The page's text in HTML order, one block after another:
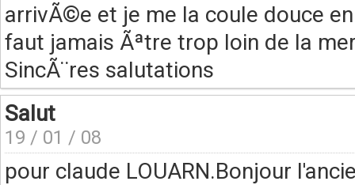
arrivÃ©e et je me la coule douce
faut jamais Ãªtre trop loin de la
SincÃ¨res salutations
Salut
19 / 01 / 08
pour claude LOUARN.Bonjour